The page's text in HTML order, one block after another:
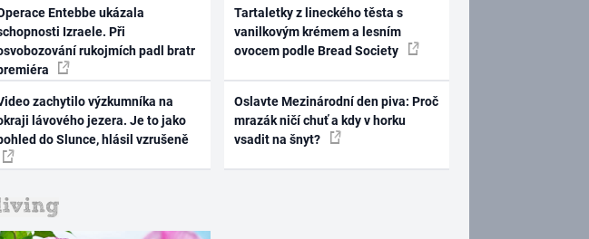
Entebbe ukázala
Izraele. Při
rukojmích padl bratr
zachytilo výzkumníka na
lávového jezera. Je to jako
do Slunce, hlásil vzrušeně
Tartaletky z lineckého těsta s
vanilkovým krémem a lesním
ovocem podle Bread Society
Oslavte Mezinárodní den piva: Proč
mrazák ničí chuť a kdy v horku
vsadit na šnyt?